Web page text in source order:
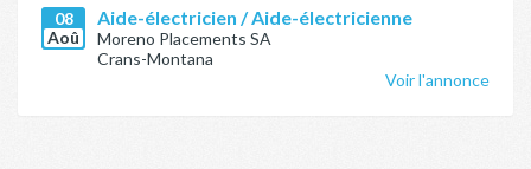
08
Aoû
Aide-électricien / Aide-électricienne
Moreno Placements SA
Crans-Montana
Voir l'annonce